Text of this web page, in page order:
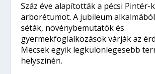
Száz éve alapították a pécsi Pintér-
arborétumot. A jubileum
séták, növénybemutatók és
gyermekfoglalkozások várják az
Mecsek egyik legkülönlegesebb
helyszínén.